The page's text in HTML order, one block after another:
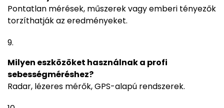
Pontatlan mérések, műszerek vagy emberi tényezők
torzíthatják az eredményeket.
Milyen eszközöket használnak a profi
sebességméréshez?
Radar, lézeres mérők, GPS-alapú rendszerek.